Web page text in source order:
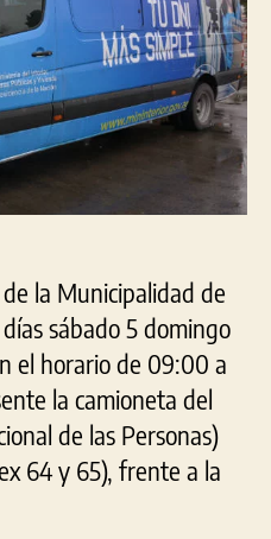
la Municipalidad de
sábado 5 domingo
el horario de 09:00 a
la camioneta del
de las Personas)
64 y 65), frente a la